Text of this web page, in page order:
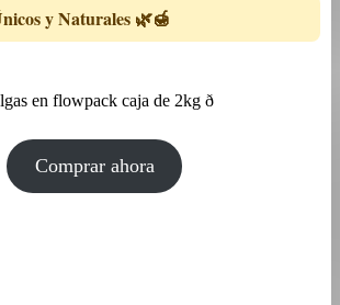
y Naturales 🌿🍯
Comprar ahora